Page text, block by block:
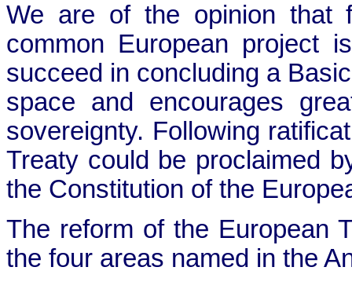
We are of the opinion that
common European project
succeed in concluding a
space and encourages
sovereignty. Following
Treaty could be proclaimed
the Constitution of the
The reform of the European
the four areas named in the